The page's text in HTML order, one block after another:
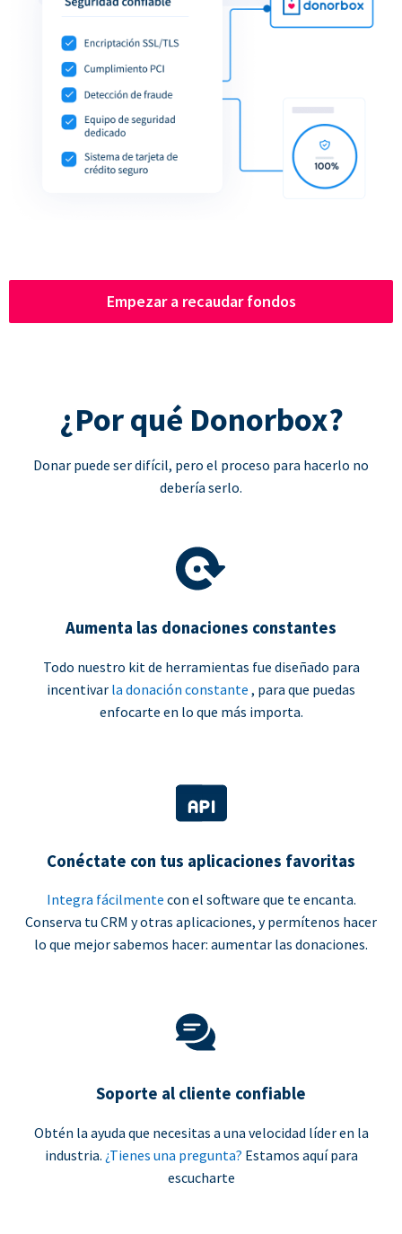
Empezar a recaudar fondos
¿Por qué Donorbox?
Donar puede ser difícil, pero el proceso para hacerlo no
debería serlo.
Aumenta las donaciones constantes
Todo nuestro kit de herramientas fue diseñado para
incentivar la donación constante , para que puedas
enfocarte en lo que más importa.
Conéctate con tus aplicaciones favoritas
Integra fácilmente con el software que te encanta.
Conserva tu CRM y otras aplicaciones, y permítenos hacer
lo que mejor sabemos hacer: aumentar las donaciones.
Soporte al cliente confiable
Obtén la ayuda que necesitas a una velocidad líder en la
industria. ¿Tienes una pregunta? Estamos aquí para
escucharte